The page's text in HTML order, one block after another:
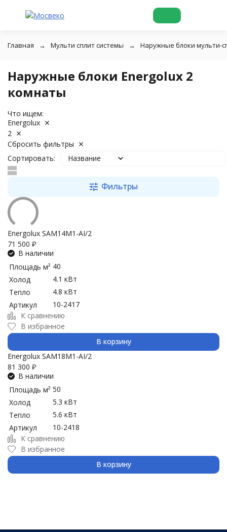
Главная Мульти сплит системы Наружные блоки мульти-
Наружные блоки Energolux 2
комнаты
Что ищем:
Energolux
2
Сбросить фильтры
Сортировать:
Название
Фильтры
Energolux SAM14M1-AI/2
71 500 ₽
В наличии
Площадь м² 40
Холод
4.1 кВт
Тепло
4.8 кВт
Артикул
10-2417
К сравнению
В избранное
В корзину
Energolux SAM18M1-AI/2
81 300 ₽
В наличии
Площадь м² 50
Холод
5.3 кВт
Тепло
5.6 кВт
Артикул
10-2418
К сравнению
В избранное
В корзину